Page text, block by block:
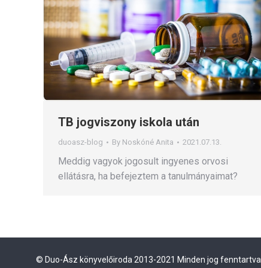
TB jogviszony iskola után
duoasz-blog By Noskóné Anita 2021.07.13.
Meddig vagyok jogosult ingyenes orvosi
ellátásra, ha befejeztem a tanulmányaimat?
© Duo-Ász könyvelőiroda 2013-2021 Minden jog fenntartva.